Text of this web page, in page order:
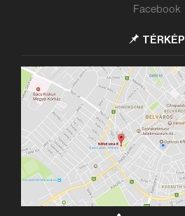
Facebook
TÉRKÉP